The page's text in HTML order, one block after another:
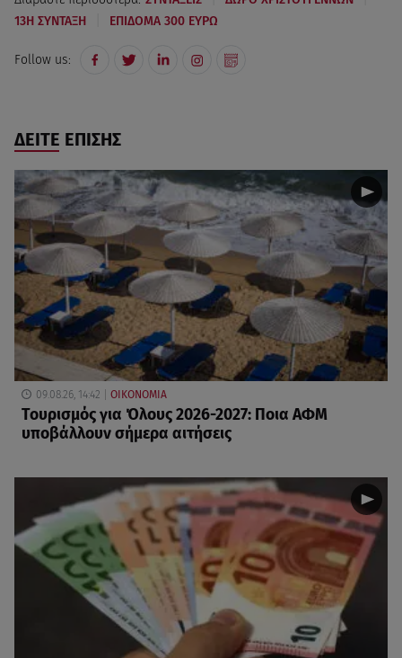
13Η ΣΥΝΤΑΞΗ ΕΠΙΔΟΜΑ 300 ΕΥΡΩ
Follow us:
ΔΕΙΤΕ ΕΠΙΣΗΣ
09.08.26, 14:42 ΟΙΚΟΝΟΜΙΑ
Τουρισμός για Όλους 2026-2027: Ποια ΑΦΜ
υποβάλλουν σήμερα αιτήσεις